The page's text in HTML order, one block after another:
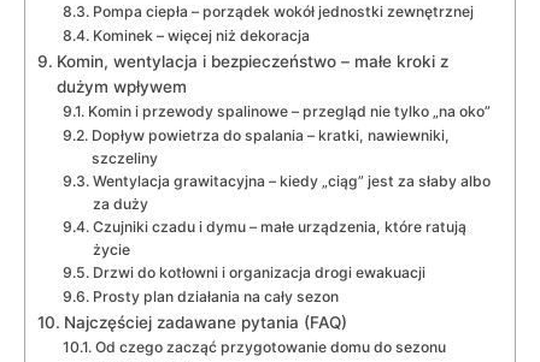
Pompa ciepła – porządek wokół jednostki zewnętrznej
Kominek – więcej niż dekoracja
Komin, wentylacja i bezpieczeństwo – małe kroki z
dużym wpływem
Komin i przewody spalinowe – przegląd nie tylko „na oko”
Dopływ powietrza do spalania – kratki, nawiewniki,
szczeliny
Wentylacja grawitacyjna – kiedy „ciąg” jest za słaby albo
za duży
Czujniki czadu i dymu – małe urządzenia, które ratują
życie
Drzwi do kotłowni i organizacja drogi ewakuacji
Prosty plan działania na cały sezon
Najczęściej zadawane pytania (FAQ)
Od czego zacząć przygotowanie domu do sezonu